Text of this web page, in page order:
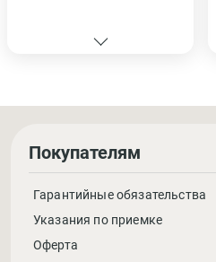
Покупателям
Гарантийные обязательства
Указания по приемке
Оферта